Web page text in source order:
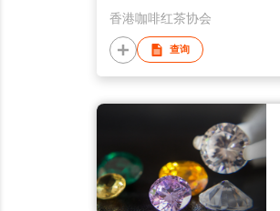
香港咖啡红茶协会
查询